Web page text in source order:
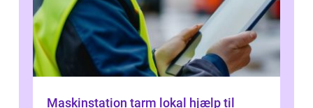
Maskinstation tarm lokal hjælp til